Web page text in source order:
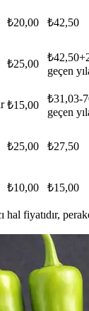
₺20,00 ₺42,50
₺25,00
₺42,50+
geçen
₺15,00
₺31,03-
geçen
₺25,00 ₺27,50
₺10,00 ₺15,00
hal fiyatıdır,